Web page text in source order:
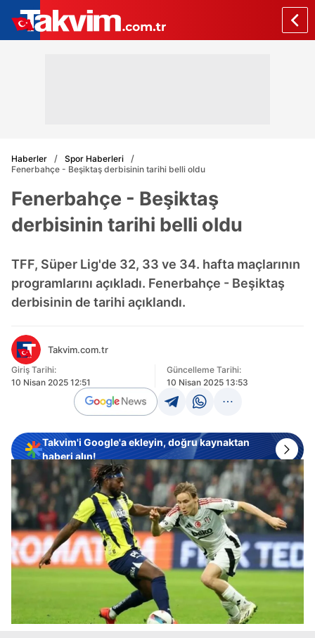
Haberler
Spor Haberleri
Fenerbahçe - Beşiktaş derbisinin tarihi belli oldu
Fenerbahçe - Beşiktaş
derbisinin tarihi belli oldu
TFF, Süper Lig'de 32, 33 ve 34. hafta maçlarının
programlarını açıkladı. Fenerbahçe - Beşiktaş
derbisinin de tarihi açıklandı.
Takvim.com.tr
Giriş Tarihi:
10 Nisan 2025 12:51
Güncelleme Tarihi:
10 Nisan 2025 13:53
Takvim'i Google'a ekleyin, doğru kaynaktan
haberi alın!